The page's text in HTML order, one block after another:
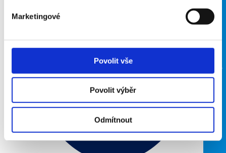
Marketingové
Povolit vše
Povolit výběr
Odmítnout
Břeclav (atletika)